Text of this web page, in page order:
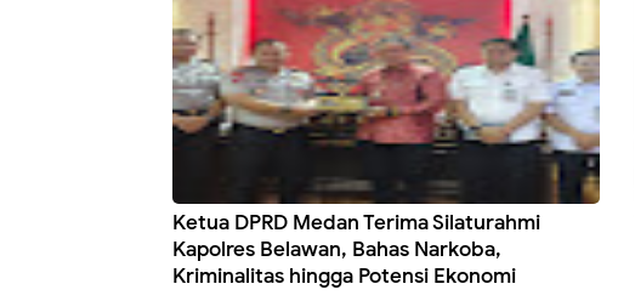
Ketua DPRD Medan Terima Silaturahmi
Kapolres Belawan, Bahas Narkoba,
Kriminalitas hingga Potensi Ekonomi